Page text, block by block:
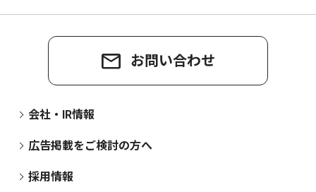
お問い合わせ
会社・IR情報
広告掲載をご検討の方へ
採用情報